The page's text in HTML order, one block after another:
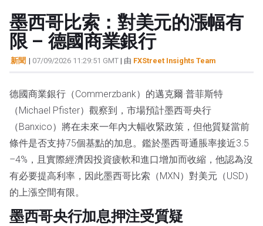
墨西哥比索：對美元的漲幅有
限 – 德國商業銀行
新聞 | 07/09/2026 11:29:51 GMT | 由 FXStreet Insights Team
德國商業銀行（Commerzbank）的邁克爾·普菲斯特
（Michael Pfister）觀察到，市場預計墨西哥央行
（Banxico）將在未來一年內大幅收緊政策，但他質疑當前
條件是否支持75個基點的加息。鑑於墨西哥通脹率接近3.5
–4%，且實際經濟因投資疲軟和進口增加而收縮，他認為沒
有必要提高利率，因此墨西哥比索（MXN）對美元（USD）
的上漲空間有限。
墨西哥央行加息押注受質疑